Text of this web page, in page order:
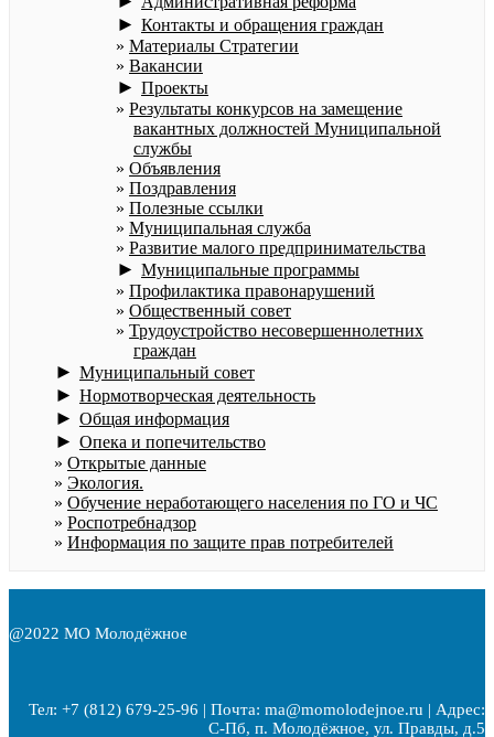
► Контакты и обращения граждан
Материалы Стратегии
Вакансии
► Проекты
Результаты конкурсов на замещение
вакантных должностей Муниципальной
службы
Объявления
Поздравления
Полезные ссылки
Муниципальная служба
Развитие малого предпринимательства
► Муниципальные программы
Профилактика правонарушений
Общественный совет
Трудоустройство несовершеннолетних
граждан
► Муниципальный совет
► Нормотворческая деятельность
► Общая информация
► Опека и попечительство
Открытые данные
Экология.
Обучение неработающего населения по ГО и ЧС
Роспотребнадзор
Информация по защите прав потребителей
@2022 МО Молодёжное
Тел: +7 (812) 679-25-96 | Почта: ma@momolodejnoe.ru | Адрес:
С-Пб, п. Молодёжное, ул. Правды, д.5